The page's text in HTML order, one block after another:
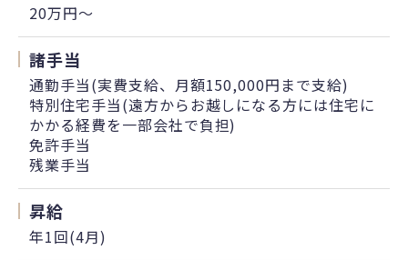
20万円〜
諸手当
通勤手当(実費支給、月額150,000円まで支給)
特別住宅手当(遠方からお越しになる方には住宅に
かかる経費を一部会社で負担)
免許手当
残業手当
昇給
年1回(4月)